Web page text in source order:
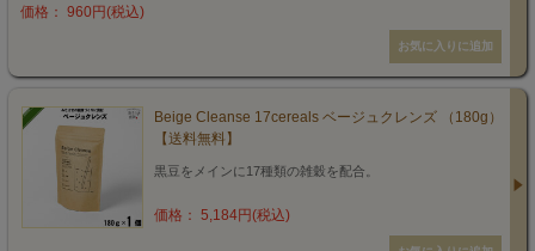
価格： 960円(税込)
Beige Cleanse 17cereals ベージュクレンズ （180g）
【送料無料】
黒豆をメインに17種類の雑穀を配合。
価格： 5,184円(税込)